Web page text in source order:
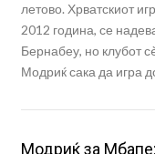
летово. Хрватскиот
2012 година, се
Бернабеу, но клубот
Модриќ сака да игра
Модриќ за